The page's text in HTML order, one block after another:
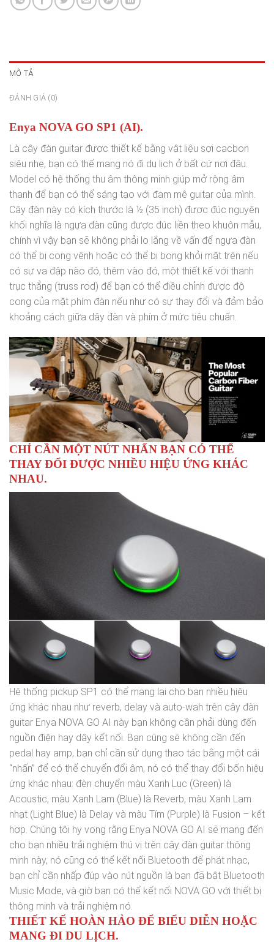
MÔ TẢ
ĐÁNH GIÁ (0)
Enya NOVA GO SP1 (AI).
Là cây đàn guitar được thiết kế bằng vật liệu sợi cacbon
siêu nhẹ, bạn có thế mang nó đi du lịch ở bất cứ nơi đâu.
Model có hệ thống thu âm thông minh giúp mở rộng âm
thanh để bạn có thể sáng tạo với đam mê guitar của mình.
Cây đàn này có kích thước là ½ (35 inch) được đúc nguyên
khối nghĩa là ngựa đàn cũng được đúc liền theo khuôn mẫu,
chính vì vậy bạn sẽ không phải lo lắng về vấn để ngựa đàn
có thể bị cong vênh hoặc có thể bị bong khỏi mặt trên nếu
có sự va đập nào đó, thêm vào đó, một thiết kế với thanh
trục thẳng (truss rod) để bạn có thể điều chỉnh được độ
cong của mặt phím đàn nếu như có sự thay đổi và đảm bảo
khoảng cách giữa dây đàn và phím ở mức tiêu chuẩn.
CHỈ CẦN MỘT NÚT NHẤN BẠN CÓ THỂ
THAY ĐỔI ĐƯỢC NHIỀU HIỆU ỨNG KHÁC
NHAU.
Hệ thống pickup SP1 có thể mang lại cho bạn nhiều hiệu
ứng khác nhau như reverb, delay và auto-wah trên cây đàn
guitar Enya NOVA GO AI này bạn không cần phải dùng đến
nguồn điện hay dây kết nối. Bạn cũng sẽ không cần đến
pedal hay amp, bạn chỉ cần sử dụng thao tác bằng một cái
“nhấn” để có thể chuyển đổi âm, nó có thể thay đổi bốn hiệu
ứng khác nhau: đèn chuyển màu Xanh Lục (Green) là
Acoustic, màu Xanh Lam (Blue) là Reverb, màu Xanh Lam
nhạt (Light Blue) là Delay và màu Tím (Purple) là Fusion – kết
hợp. Chúng tôi hy vọng rằng Enya NOVA GO AI sẽ mang đến
cho bạn nhiều trải nghiệm thú vị trên cây đàn guitar thông
minh này, nó cũng có thể kết nối Bluetooth để phát nhạc,
bạn chỉ cần nhấp đúp vào nút nguồn là bạn đã bật Bluetooth
Music Mode, và giờ bạn có thể kết nối NOVA GO với thiết bị
thông minh và trải nghiệm nó.
THIẾT KẾ HOÀN HẢO ĐỂ BIỂU DIỄN HOẶC
MANG ĐI DU LỊCH.